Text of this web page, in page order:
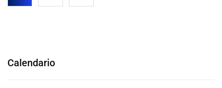
Calendario